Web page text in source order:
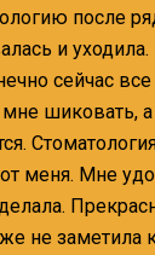
после
и
сейчас
мне шиковать,
от меня. Мне
не заметила